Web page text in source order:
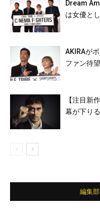
Dream
は女優と
AKIRAが
ファン待
【注目新
幕が下り
編集